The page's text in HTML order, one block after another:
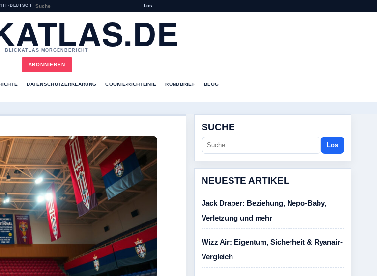
• DEUTSCH Los
BLICKATLAS MORGENBERICHT
ABONNIEREN
DATENSCHUTZERKLÄRUNG COOKIE-RICHTLINIE RUNDBRIEF BLOG
SUCHE
Los
NEUESTE ARTIKEL
Jack Draper: Beziehung, Nepo-Baby,
Verletzung und mehr
Wizz Air: Eigentum, Sicherheit & Ryanair-
Vergleich